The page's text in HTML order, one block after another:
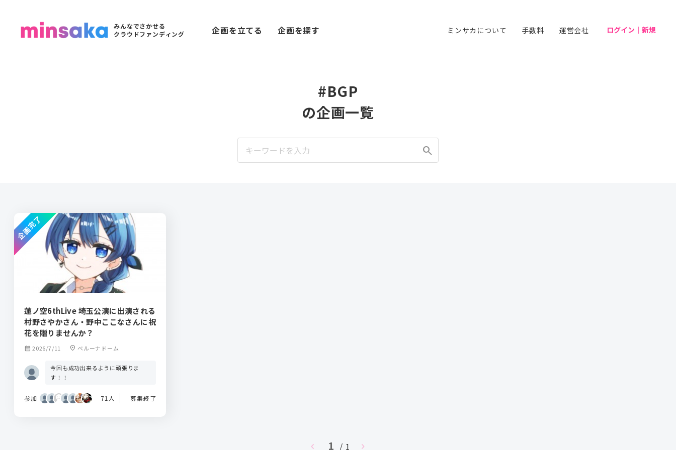
みんなでさかせる
クラウドファンディング
企画を立てる 企画を探す ミンサカについて 手数料 運営会社 ログイン｜新規
#BGP
の企画一覧
search
蓮ノ空6thLive 埼玉公演に出演される
村野さやかさん・野中ここなさんに祝
花を贈りませんか？
calendar_month 2026/7/11 location_on ベルーナドーム
今回も成功出来るように頑張りま
す！！
参加 71人 募集終了
企画完了
chevron_left 1 / 1 chevron_right